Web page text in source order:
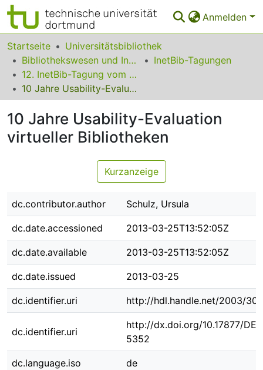
Anmelden
Bereiche & Sammlungen
Das gesamte Repositorium
Statistiken
FAQ
Leitlinien
Zurück zur Startseite
Startseite
Universitätsbibliothek
Bibliothekswesen und Information
InetBib-Tagungen
12. InetBib-Tagung vom 4. bis 6. März 2013 im Audimax der Humboldt-Universität zu Berlin
10 Jahre Usability-Evaluation virtueller Bibliotheken
10 Jahre Usability-Evaluation
virtueller Bibliotheken
Kurzanzeige
dc.contributor.author Schulz, Ursula
dc.date.accessioned 2013-03-25T13:52:05Z
dc.date.available 2013-03-25T13:52:05Z
dc.date.issued 2013-03-25
dc.identifier.uri http://hdl.handle.net/2003/
dc.identifier.uri
http://dx.doi.org/10.17877/
5352
dc.language.iso de